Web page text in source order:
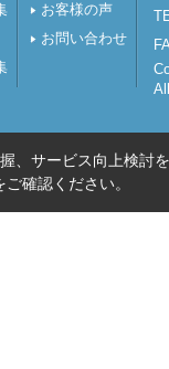
お客様の声
お問い合わせ
、サービス向上検討
ご確認ください。